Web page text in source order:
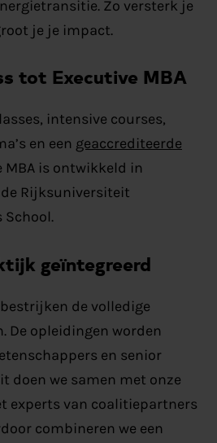
Zo versterk je
je je impact.
tot Executive MBA
intensive courses,
en een geaccrediteerde
MBA is ontwikkeld in
Rijksuniversiteit
School.
geïntegreerd
de volledige
De opleidingen worden
en senior
doen we samen met onze
experts van coalitiepartners
combineren we een